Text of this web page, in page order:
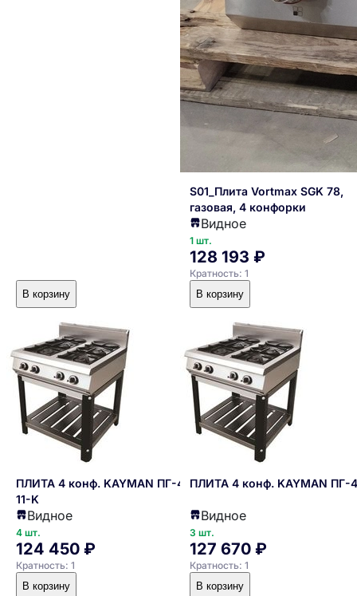
В корзину
S01_Плита Vortmax SGK 78,
газовая, 4 конфорки
Видное
1 шт.
128 193 ₽
Кратность: 1
В корзину
ПЛИТА 4 конф. KAYMAN ПГ-4-
11-K
Видное
4 шт.
124 450 ₽
Кратность: 1
В корзину
ПЛИТА 4 конф. KAYMAN ПГ-
Видное
3 шт.
127 670 ₽
Кратность: 1
В корзину